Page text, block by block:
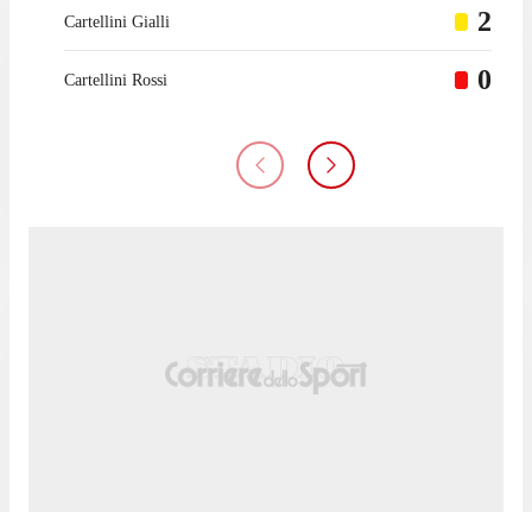
Cartellini Gialli 2
Cartellini Rossi 0